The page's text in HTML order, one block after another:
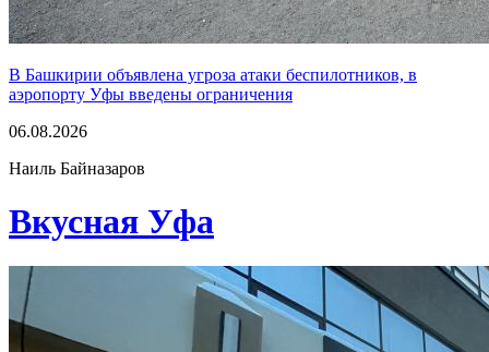
В Башкирии объявлена угроза атаки беспилотников, в
аэропорту Уфы введены ограничения
06.08.2026
Наиль Байназаров
Вкусная Уфа